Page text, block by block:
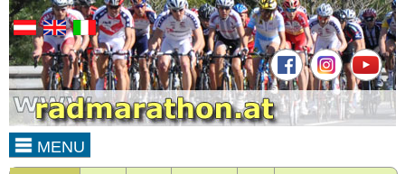
MENU